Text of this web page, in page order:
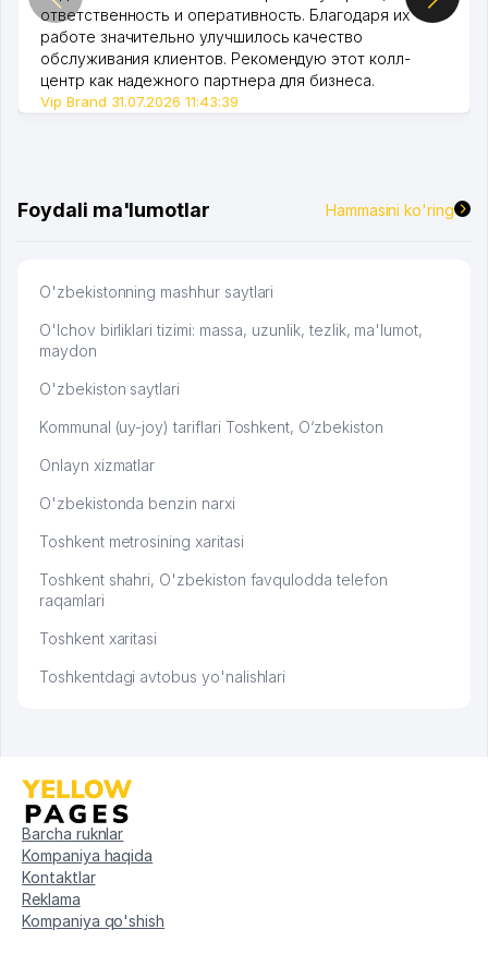
ответственность и оперативность. Благодаря их
работе значительно улучшилось качество
обслуживания клиентов. Рекомендую этот колл-
центр как надежного партнера для бизнеса.
Vip Brand 31.07.2026 11:43:39
Foydali ma'lumotlar Hammasini ko'ring
O'zbekistonning mashhur saytlari
O'lchov birliklari tizimi: massa, uzunlik, tezlik, ma'lumot,
maydon
O'zbekiston saytlari
Kommunal (uy-joy) tariflari Toshkent, O‘zbekiston
Onlayn xizmatlar
O'zbekistonda benzin narxi
Toshkent metrosining xaritasi
Toshkent shahri, O'zbekiston favqulodda telefon
raqamlari
Toshkent xaritasi
Toshkentdagi avtobus yo'nalishlari
Barcha ruknlar
Kompaniya haqida
Kontaktlar
Reklama
Kompaniya qo'shish